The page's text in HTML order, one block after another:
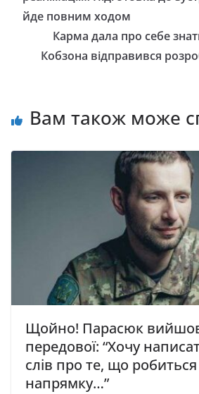
йде повним ходом
Карма дала про себе
Кобзона відправився
Вам також може
Щойно! Парасюк вийшов
передової: “Хочу
слів про те, що
напрямку…”